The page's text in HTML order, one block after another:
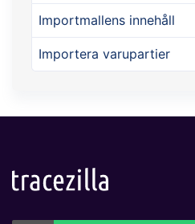
Importmallens innehåll
Importera varupartier